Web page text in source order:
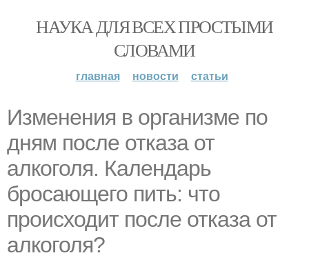
НАУКА ДЛЯ ВСЕХ ПРОСТЫМИ
СЛОВАМИ
главная новости статьи
Изменения в организме по
дням после отказа от
алкоголя. Календарь
бросающего пить: что
происходит после отказа от
алкоголя?